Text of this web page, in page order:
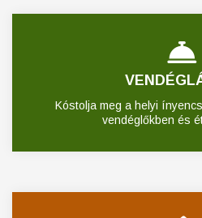
Kóstolja meg a helyi
vendéglőkben és